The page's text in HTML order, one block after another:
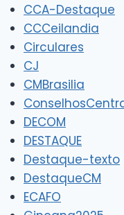
CCA-Destaque
CCCeilandia
Circulares
CJ
CMBrasilia
DECOM
DESTAQUE
Destaque-texto
DestaqueCM
ECAFO